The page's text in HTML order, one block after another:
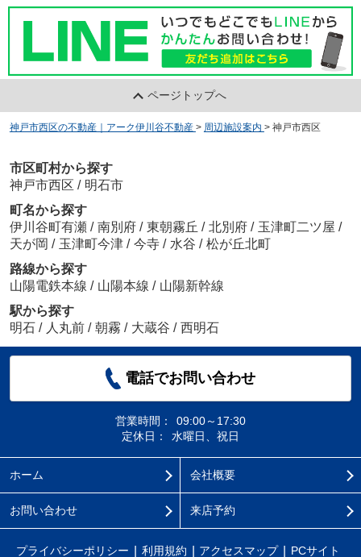
ページトップへ
神戸市西区の不動産｜アーク伊川谷不動産 > 周辺施設案内 > 神戸市西区
市区町村から探す
神戸市西区 / 明石市
町名から探す
伊川谷町有瀬 / 南別府 / 東朝霧丘 / 北別府 / 玉津町二ツ屋 /
天が岡 / 玉津町今津 / 今寺 / 水谷 / 松が丘北町
路線から探す
山陽電鉄本線 / 山陽本線 / 山陽新幹線
駅から探す
明石 / 人丸前 / 朝霧 / 大蔵谷 / 西明石
電話でお問い合わせ
営業時間：
09:00～17:30
定休日：
水曜日、祝日
ホーム 会社概要
お問い合わせ 来店予約
プライバシーポリシー 利用規約 アクセスマップ PCサイト